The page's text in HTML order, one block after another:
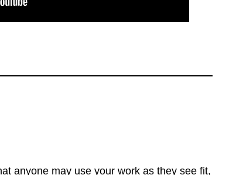
anyone may use your work as they see fit,